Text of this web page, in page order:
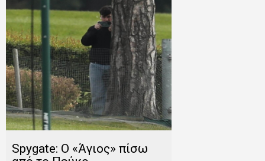
Spygate: Ο «Άγιος» πίσω